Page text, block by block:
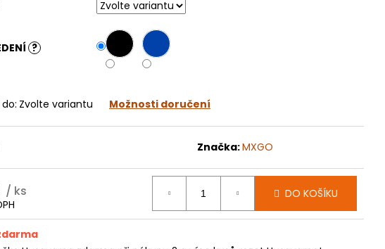
?
Zvolte variantu Možnosti doručení
Značka:MXGO
/ ks DO KOŠÍKU
TM E2070